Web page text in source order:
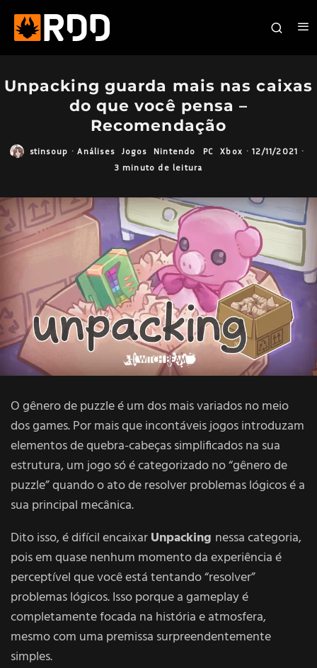
Unpacking guarda mais nas caixas
do que você pensa –
Recomendação
stinsoup · Análises Jogos Nintendo PC Xbox · 12/11/2021 ·
3 minuto de leitura
O gênero de puzzle é um dos mais variados no meio
dos games. Por mais que incontáveis jogos introduzam
elementos de quebra-cabeças simplificados na sua
estrutura, um jogo só é categorizado no “gênero de
puzzle” quando o ato de resolver problemas lógicos é a
sua principal mecânica.
Dito isso, é difícil encaixarUnpacking nessa categoria,
pois em quase nenhum momento da experiência é
perceptível que você está tentando “resolver”
problemas lógicos. Isso porque a gameplay é
completamente focada na história e atmosfera,
mesmo com uma premissa surpreendentemente
simples.